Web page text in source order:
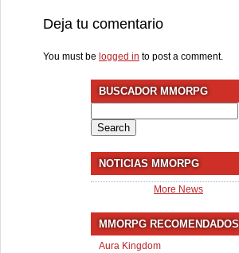
Deja tu comentario
You must be logged in to post a comment.
BUSCADOR MMORPG
for:
NOTICIAS MMORPG
More News
MMORPG RECOMENDADOS
Aura Kingdom